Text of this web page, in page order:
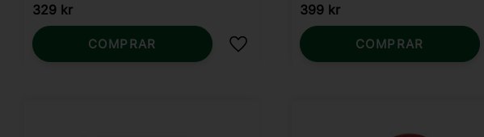
329 kr
Añadir a favoritos
COMPRAR
399 kr
COMPRAR